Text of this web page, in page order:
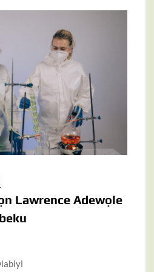
Lawrence Adewọle